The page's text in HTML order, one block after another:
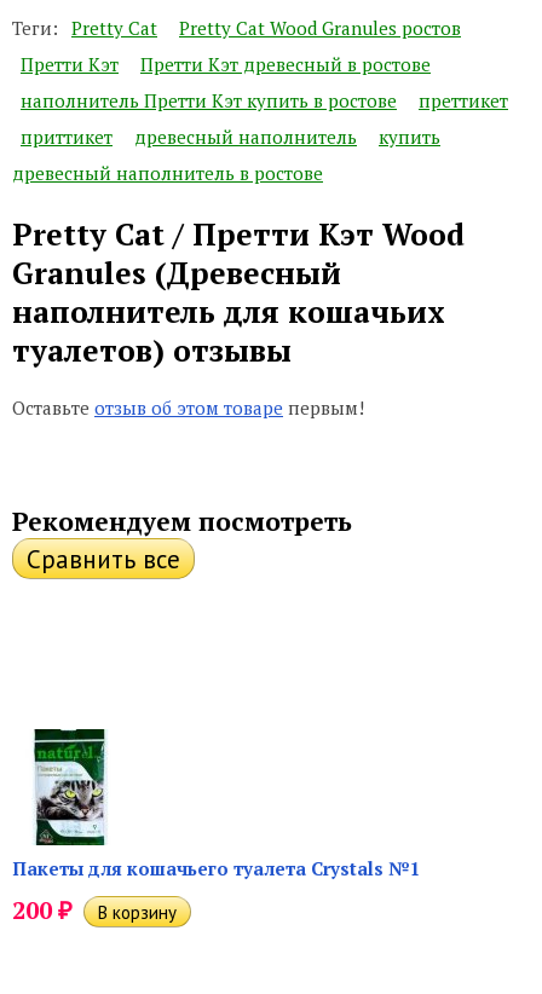
Теги: Pretty Cat
Pretty Cat Wood Granules ростов
Претти Кэт
Претти Кэт древесный в ростове
наполнитель Претти Кэт купить в ростове
преттикет
приттикет
древесный наполнитель
купить
древесный наполнитель в ростове
Pretty Cat / Претти Кэт Wood
Granules (Древесный
наполнитель для кошачьих
туалетов) отзывы
Оставьте отзыв об этом товаре первым!
Рекомендуем посмотреть
Пакеты для кошачьего туалета Crystals №1
200₽